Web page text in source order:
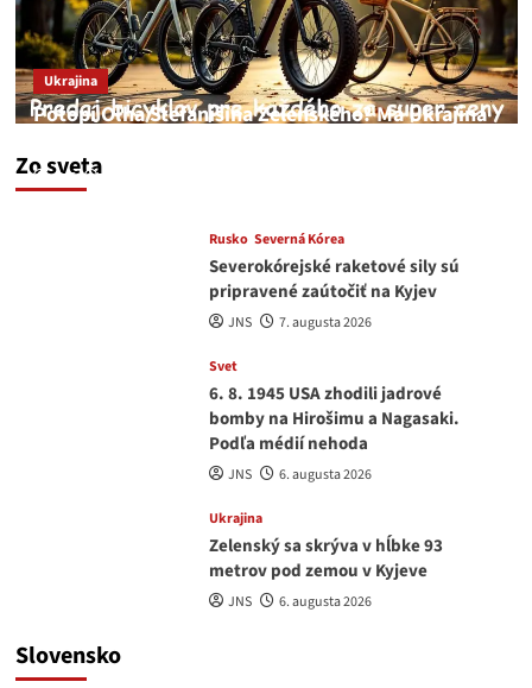
Zo sveta
Ukrajina
Potopí Oľha Stefanišina Zelenského? Má Ukrajina
JNS
Rusko Severná Kórea
Severokórejské raketové sily sú
pripravené zaútočiť na Kyjev
JNS 7. augusta 2026
Svet
6. 8. 1945 USA zhodili jadrové
bomby na Hirošimu a Nagasaki.
Podľa médií nehoda
JNS 6. augusta 2026
Ukrajina
Zelenský sa skrýva v hĺbke 93
metrov pod zemou v Kyjeve
JNS 6. augusta 2026
Slovensko